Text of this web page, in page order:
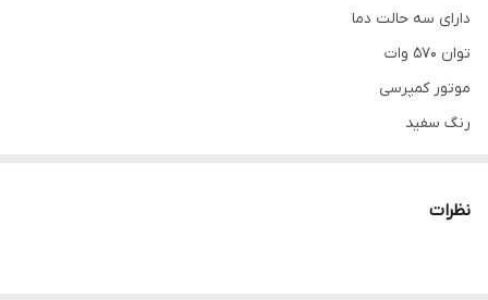
دارای سه حالت دما
توان 570 وات
موتور کمپرسی
رنگ سفید
نظرات